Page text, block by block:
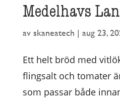
Medelhavs
avskaneatech | aug 23,
Ett helt bröd med
flingsalt och tomater
som passar både